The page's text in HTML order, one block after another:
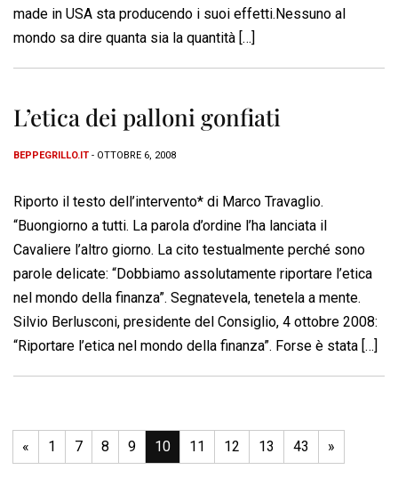
made in USA sta producendo i suoi effetti.Nessuno al
mondo sa dire quanta sia la quantità […]
L’etica dei palloni gonfiati
BEPPEGRILLO.IT - OTTOBRE 6, 2008
Riporto il testo dell’intervento* di Marco Travaglio.
“Buongiorno a tutti. La parola d’ordine l’ha lanciata il
Cavaliere l’altro giorno. La cito testualmente perché sono
parole delicate: “Dobbiamo assolutamente riportare l’etica
nel mondo della finanza”. Segnatevela, tenetela a mente.
Silvio Berlusconi, presidente del Consiglio, 4 ottobre 2008:
“Riportare l’etica nel mondo della finanza”. Forse è stata […]
« 1 7 8 9 10 11 12 13 43 »